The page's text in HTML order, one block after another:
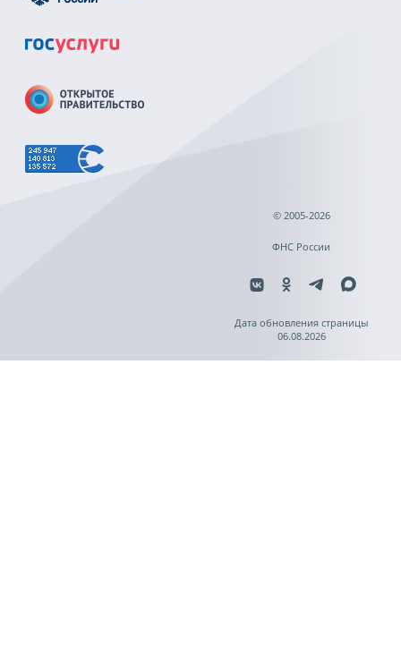
© 2005-2026
ФНС России
Дата обновления страницы
06.08.2026